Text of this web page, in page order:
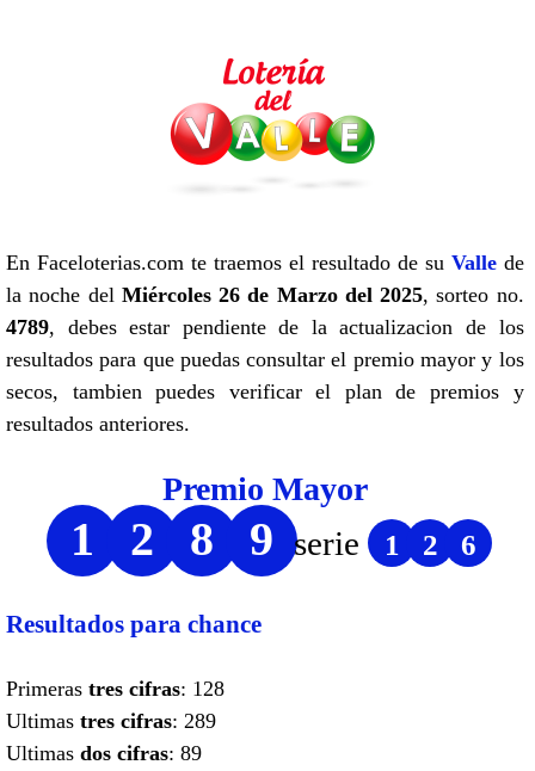
En Faceloterias.com te traemos el resultado de su Vallede
la noche del Miércoles 26 de Marzo del 2025, sorteo no.
4789, debes estar pendiente de la actualizacion de los
resultados para que puedas consultar el premio mayor y los
secos, tambien puedes verificar el plan de premios y
resultados anteriores.
Premio Mayor
1 2 8 9 serie 1 2 6
Resultados para chance
Primeras tres cifras: 128
Ultimas tres cifras: 289
Ultimas dos cifras: 89